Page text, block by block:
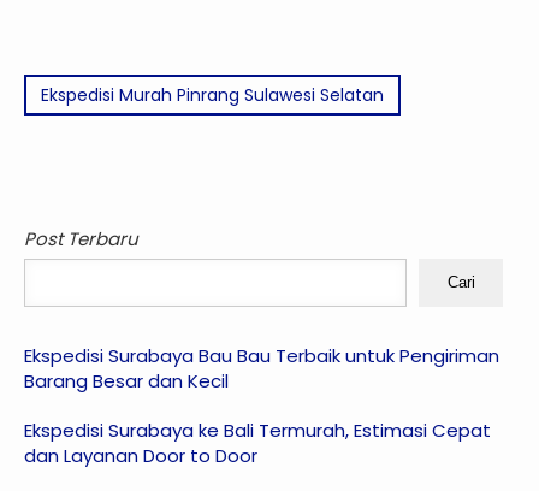
Ekspedisi Murah Pinrang Sulawesi Selatan
Post Terbaru
Cari
Ekspedisi Surabaya Bau Bau Terbaik untuk Pengiriman
Barang Besar dan Kecil
Ekspedisi Surabaya ke Bali Termurah, Estimasi Cepat
dan Layanan Door to Door